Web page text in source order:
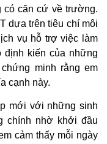
có căn cứ về trường.
dựa trên tiêu chí môi
vụ hỗ trợ việc làm
định kiến của những
minh rằng em
cạnh này.
mới với những sinh
chính nhờ khởi đầu
cảm thấy mỗi ngày